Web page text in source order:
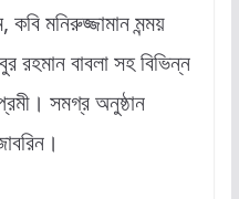
কবি মনিরুজ্জামান মন্ময়
রহমান বাবলা সহ বিভিন্ন
সমগ্র অনুষ্ঠান